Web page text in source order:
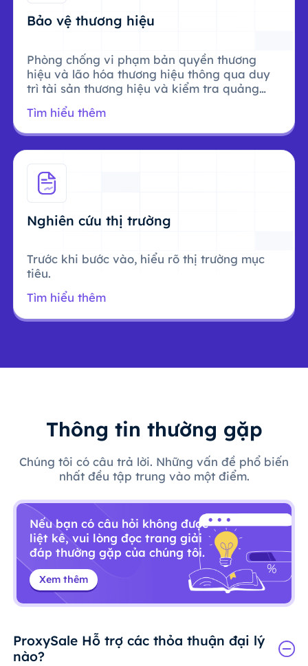
Bảo vệ thương hiệu
Phòng chống vi phạm bản quyền thương
hiệu và lão hóa thương hiệu thông qua duy
trì tài sản thương hiệu và kiểm tra quảng
Tìm hiểu thêm
Nghiên cứu thị trường
Trước khi bước vào, hiểu rõ thị trường mục
tiêu.
Tìm hiểu thêm
Thông tin thường gặp
Chúng tôi có câu trả lời. Những vấn đề phổ biến
nhất đều tập trung vào một điểm.
Nếu bạn có câu hỏi không được
liệt kê, vui lòng đọc trang giải
đáp thường gặp của chúng tôi.
Xem thêm
ProxySale Hỗ trợ các thỏa thuận đại lý
nào?